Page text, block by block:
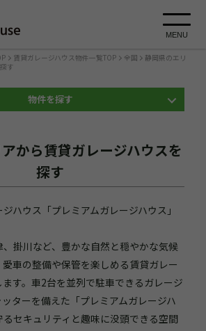
MENU
賃貸ガレージハウス物件一覧TOP 全国
静岡県のエリ
す
物件を探す
から賃貸ガレージハウスを
探す
ハウス「プレミアムガレージハウス」
掛川など、豊かな自然と穏やかな気候
車の整備や保管を楽しめる賃貸ガレー
す。車2台を並列で駐車できるガレージ
ターを備えた「プレミアムガレージハ
セキュリティと趣味に没頭できる空間